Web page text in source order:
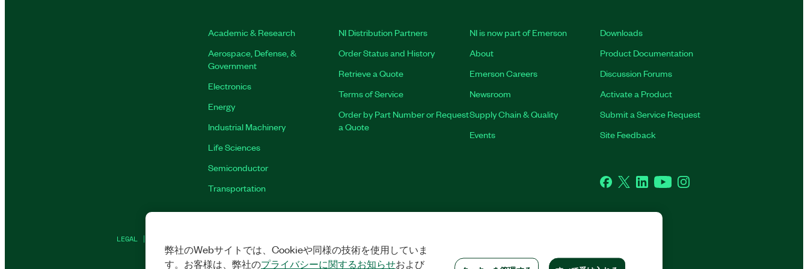
Academic & Research
Aerospace, Defense, &
Government
Electronics
Energy
Industrial Machinery
Life Sciences
Semiconductor
Transportation
NI Distribution Partners
Order Status and History
Retrieve a Quote
Terms of Service
Order by Part Number or Request
a Quote
NI is now part of Emerson
About
Emerson Careers
Newsroom
Supply Chain & Quality
Events
Downloads
Product Documentation
Discussion Forums
Activate a Product
Submit a Service Request
Site Feedback
Facebook
TwitterLinkedInYouTubeInstagram
LEGAL |
弊社のWebサイトでは、Cookieや同様の技術を使用していま
す。お客様は、弊社のプライバシーに関するお知らせおよび